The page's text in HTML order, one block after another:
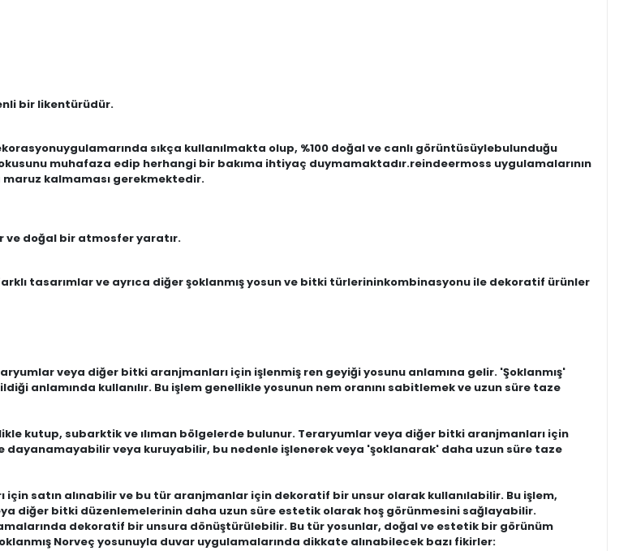
bir likentürüdür.
sıkça kullanılmakta olup, %100 doğal ve canlı görüntüsüylebulunduğu
muhafaza edip herhangi bir bakıma ihtiyaç duymamaktadır.reindeermoss uygulamalarının
maruz kalmaması gerekmektedir.
ve doğal bir atmosfer yaratır.
tasarımlar ve ayrıca diğer şoklanmış yosun ve bitki türlerininkombinasyonu ile dekoratif ürünler
veya diğer bitki aranjmanları için işlenmiş ren geyiği yosunu anlamına gelir. 'Şoklanmış'
anlamında kullanılır. Bu işlem genellikle yosunun nem oranını sabitlemek ve uzun süre taze
kutup, subarktik ve ılıman bölgelerde bulunur. Teraryumlar veya diğer bitki aranjmanları için
veya kuruyabilir, bu nedenle işlenerek veya 'şoklanarak' daha uzun süre taze
satın alınabilir ve bu tür aranjmanlar için dekoratif bir unsur olarak kullanılabilir. Bu işlem,
diğer bitki düzenlemelerinin daha uzun süre estetik olarak hoş görünmesini sağlayabilir.
dekoratif bir unsura dönüştürülebilir. Bu tür yosunlar, doğal ve estetik bir görünüm
Norveç yosunuyla duvar uygulamalarında dikkate alınabilecek bazı fikirler: